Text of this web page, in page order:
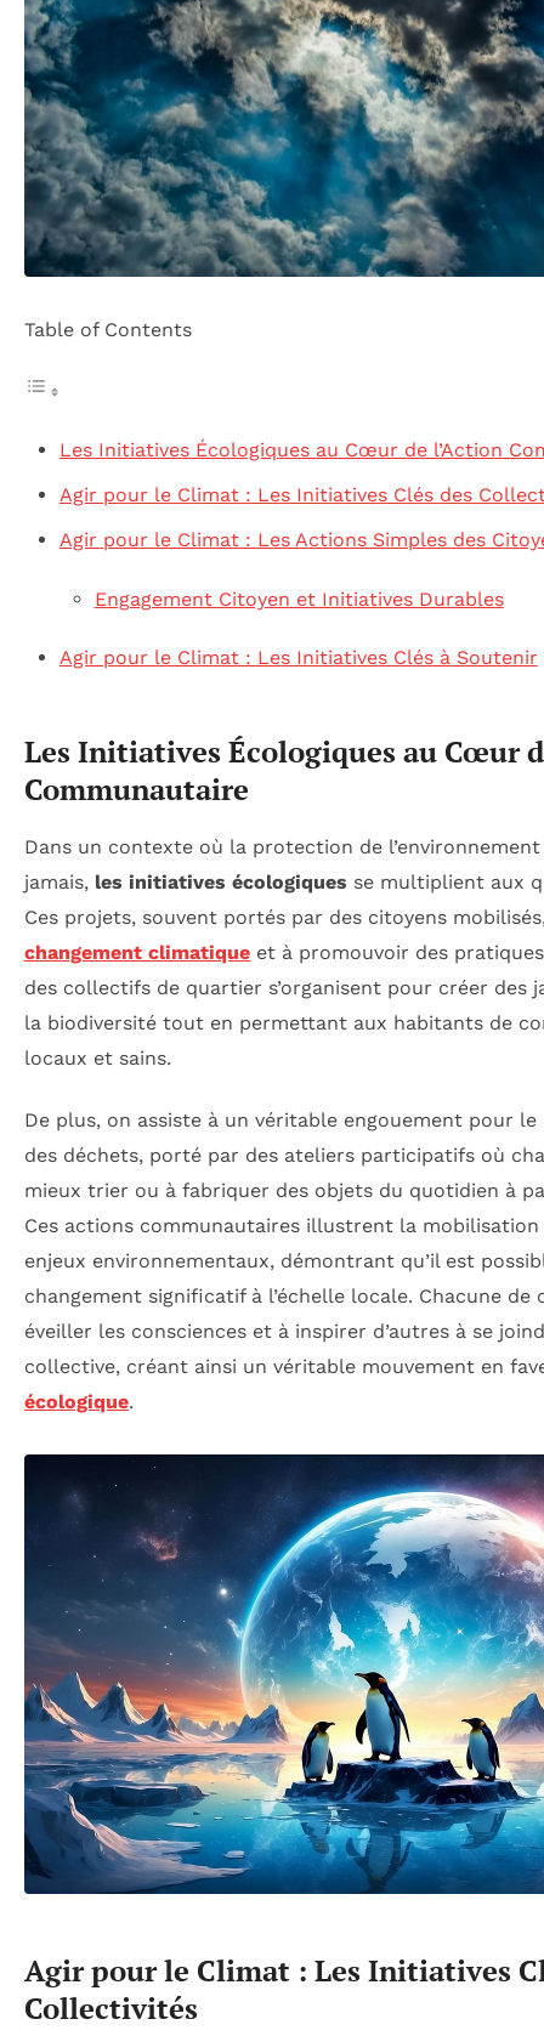
Table of Contents
Les Initiatives Écologiques au Cœur de l’Action
Agir pour le Climat : Les Initiatives Clés des
Agir pour le Climat : Les Actions Simples des
Engagement Citoyen et Initiatives Durables
Agir pour le Climat : Les Initiatives Clés à Soutenir
Les Initiatives Écologiques au Cœur
Communautaire
Dans un contexte où la protection de
jamais, les initiatives écologiques se multiplient aux
Ces projets, souvent portés par des citoyens
changement climatique et à promouvoir des
des collectifs de quartier s’organisent pour créer des
la biodiversité tout en permettant aux habitants de
locaux et sains.
De plus, on assiste à un véritable engouement pour
des déchets, porté par des ateliers participatifs où
mieux trier ou à fabriquer des objets du quotidien à
Ces actions communautaires illustrent la mobilisation
enjeux environnementaux, démontrant qu’il est
changement significatif à l’échelle locale. Chacune
éveiller les consciences et à inspirer d’autres à se
collective, créant ainsi un véritable mouvement en
écologique.
Agir pour le Climat : Les Initiatives
Collectivités